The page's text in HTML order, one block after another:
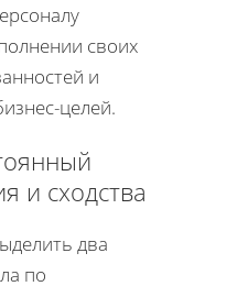
своих
и
целей.
и сходства
два
по